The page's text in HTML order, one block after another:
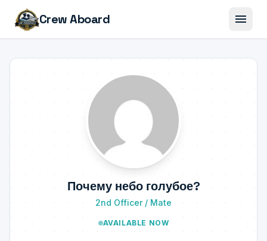
Crew Aboard menu
Почему небо голубое?
2nd Officer / Mate
AVAILABLE NOW